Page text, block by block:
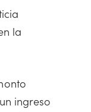
la
ingreso